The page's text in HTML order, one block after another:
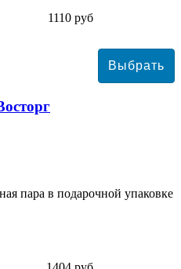
1110 руб
пара в подарочной упаковке